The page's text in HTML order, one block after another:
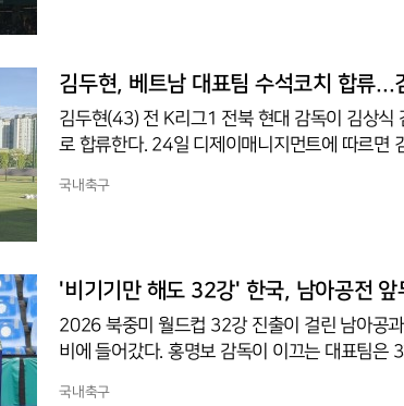
강부터 치러지고, 조 3위 12팀 가운데 성적이 좋
김두현, 베트남 대표팀 수석코치 합류...
김두현(43) 전 K리그1 전북 현대 감독이 김상식
로 합류한다. 24일 디제이매니지먼트에 따르면
예정이다.미드필더 출신인 김두현 코치는 2006
식 감독과는 선수 시절 성남과 국가대표팀에서
국내축구
'비기기만 해도 32강' 한국, 남아공전 앞
2026 북중미 월드컵 32강 진출이 걸린 남아공
비에 들어갔다. 홍명보 감독이 이끄는 대표팀은
국내축구